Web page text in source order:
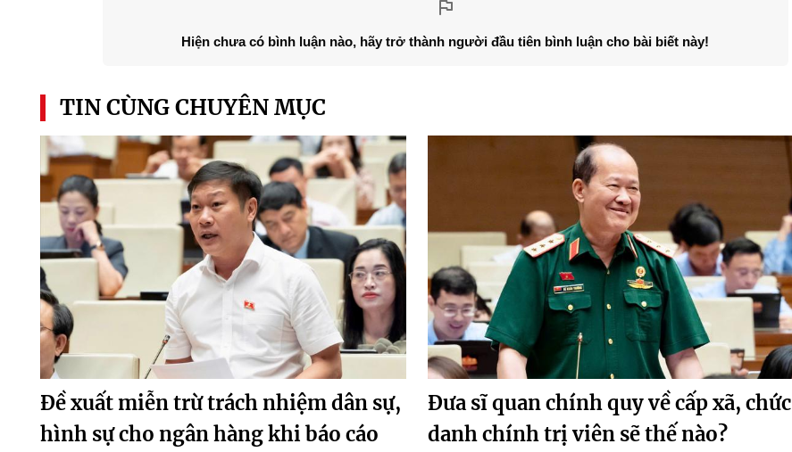
Hiện chưa có bình luận nào, hãy trở thành người đầu tiên bình luận cho bài biết này!
TIN CÙNG CHUYÊN MỤC
Đề xuất miễn trừ trách nhiệm dân sự,
hình sự cho ngân hàng khi báo cáo
Đưa sĩ quan chính quy về cấp xã, chức
danh chính trị viên sẽ thế nào?